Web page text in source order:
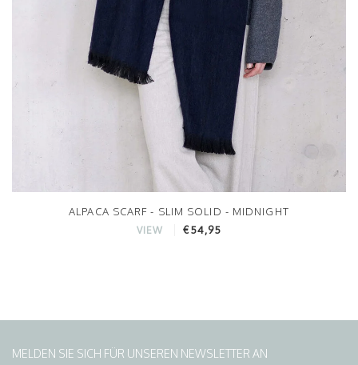
ALPACA SCARF - SLIM SOLID - MIDNIGHT
VIEW €54,95
MELDEN SIE SICH FÜR UNSEREN NEWSLETTER AN